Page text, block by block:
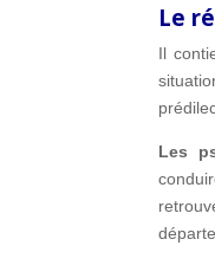
Le
Il
Les